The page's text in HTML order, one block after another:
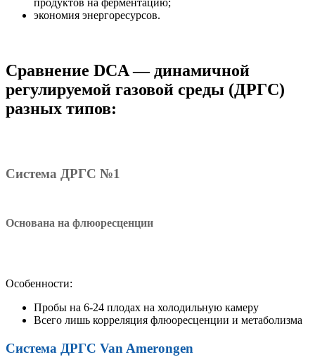
экономия энергоресурсов.
Сравнение DCA — динамичной
регулируемой газовой среды (ДРГС)
разных типов:
Система ДРГС №1
Основана на флюоресценции
Особенности:
Пробы на 6-24 плодах на холодильную камеру
Всего лишь корреляция флюоресценции и метаболизма
Система ДРГС Van Amerongen